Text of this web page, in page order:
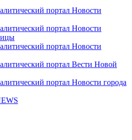
портал Новости
портал Новости
портал Новости
портал Вести Новой
портал Новости города